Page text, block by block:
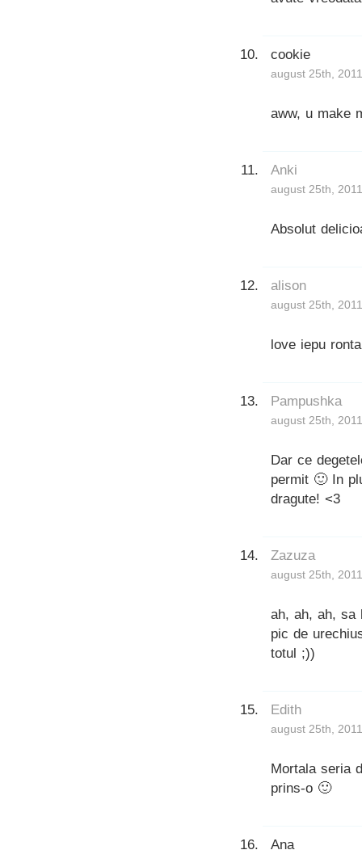
cookie
august 25th,
aww, u make
Anki
august 25th,
Absolut
alison
august 25th,
love iepu
Pampushka
august 25th,
Dar ce
permit 🙂 In
dragute! <3
Zazuza
august 25th,
ah, ah, ah, sa
pic de
totul ;))
Edith
august 25th,
Mortala seria
prins-o 🙂
Ana